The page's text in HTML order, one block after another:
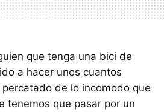
que tenga una bici de
a hacer unos cuantos
de lo incomodo que
tenemos que pasar por un